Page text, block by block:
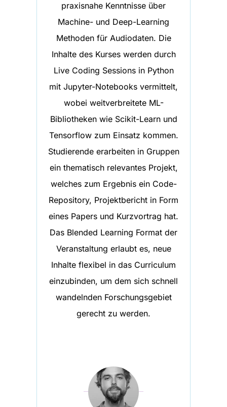
praxisnahe Kenntnisse über
Machine- und Deep-Learning
Methoden für Audiodaten. Die
Inhalte des Kurses werden durch
Live Coding Sessions in Python
mit Jupyter-Notebooks vermittelt,
wobei weitverbreitete ML-
Bibliotheken wie Scikit-Learn und
Tensorflow zum Einsatz kommen.
Studierende erarbeiten in Gruppen
ein thematisch relevantes Projekt,
welches zum Ergebnis ein Code-
Repository, Projektbericht in Form
eines Papers und Kurzvortrag hat.
Das Blended Learning Format der
Veranstaltung erlaubt es, neue
Inhalte flexibel in das Curriculum
einzubinden, um dem sich schnell
wandelnden Forschungsgebiet
gerecht zu werden.